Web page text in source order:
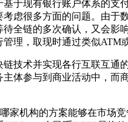
于现有银行账户体系的
虑很多方面的问题。由
全链的多次确认，又会
理，取现时通过类似ATM
技术并实现各行互联互
体参与到商业活动中，
家机构的方案能够在市场